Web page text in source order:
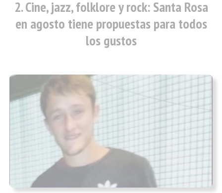
Cine, jazz, folklore y rock: Santa Rosa
en agosto tiene propuestas para todos
los gustos